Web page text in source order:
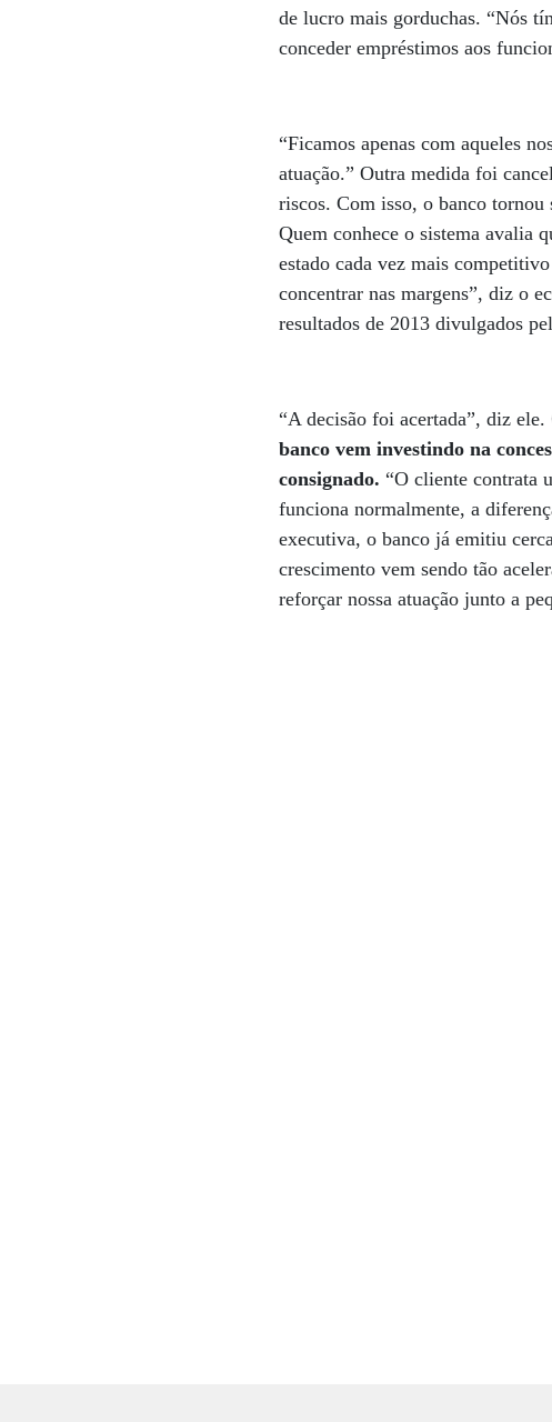
de lucro mais gorduchas. “Nós
conceder empréstimos aos
“Ficamos apenas com aqueles
atuação.” Outra medida foi
riscos. Com isso, o banco tornou
Quem conhece o sistema avalia
estado cada vez mais
concentrar nas margens”, diz o
resultados de 2013 divulgados
“A decisão foi acertada”, diz ele.
banco vem investindo na
consignado. “O cliente contrata
funciona normalmente, a
executiva, o banco já emitiu
crescimento vem sendo tão
reforçar nossa atuação junto a